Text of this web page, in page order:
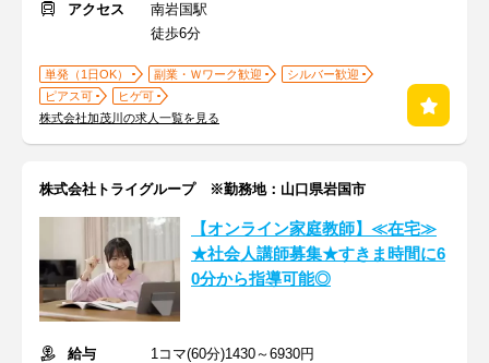
アクセス
南岩国駅
徒歩6分
単発（1日OK） 副業・Ｗワーク歓迎
シルバー歓迎
ピアス可
ヒゲ可
株式会社加茂川の求人一覧を見る
株式会社トライグループ ※勤務地：山口県岩国市
【オンライン家庭教師】≪在宅≫
★社会人講師募集★すきま時間に6
0分から指導可能◎
給与
1コマ(60分)1430～6930円